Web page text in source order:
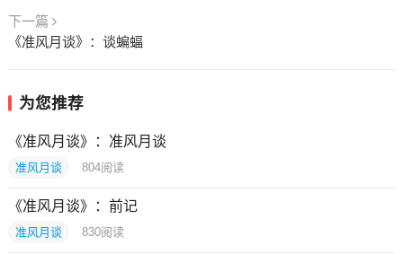
下一篇
《准风月谈》：谈蝙蝠
为您推荐
《准风月谈》：准风月谈
准风月谈 804阅读
《准风月谈》：前记
准风月谈 830阅读